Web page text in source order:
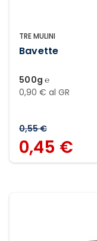
TRE MULINI
Bavette
500g ℮
0,90 € al GR
0,55 €
0,45 €